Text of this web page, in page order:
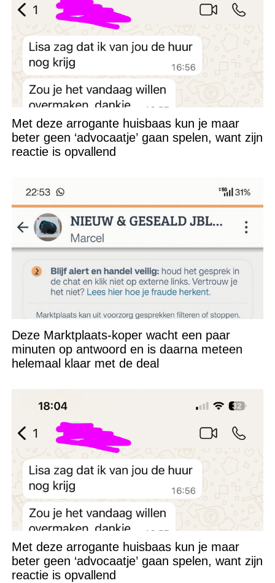
Met deze arrogante huisbaas kun je maar
beter geen ‘advocaatje’ gaan spelen, want zijn
reactie is opvallend
Deze Marktplaats-koper wacht een paar
minuten op antwoord en is daarna meteen
helemaal klaar met de deal
Met deze arrogante huisbaas kun je maar
beter geen ‘advocaatje’ gaan spelen, want zijn
reactie is opvallend